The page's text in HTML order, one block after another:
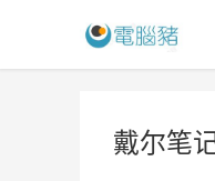
戴尔笔